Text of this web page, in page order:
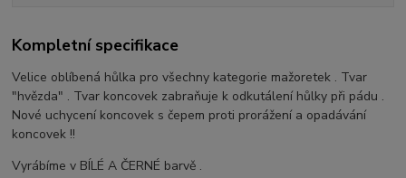
Kompletní specifikace
Velice oblíbená hůlka pro všechny kategorie mažoretek . Tvar
"hvězda" . Tvar koncovek zabraňuje k odkutálení hůlky při pádu .
Nové uchycení koncovek s čepem proti prorážení a opadávání
koncovek !!
Vyrábíme v BÍLÉ A ČERNÉ barvě .